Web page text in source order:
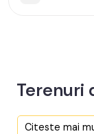
Terenuri
Aici sunt toate
Citeste mai